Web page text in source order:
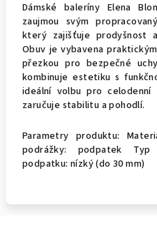
Dámské baleríny Elena
zaujmou svým
který zajišťuje prodyšnost
Obuv je vybavena
přezkou pro bezpečné
kombinuje estetiku s
ideální volbu pro celodenní
zaručuje stabilitu a pohodlí.
Parametry produktu:
podrážky: podpatek
podpatku: nízký (do 30 mm)